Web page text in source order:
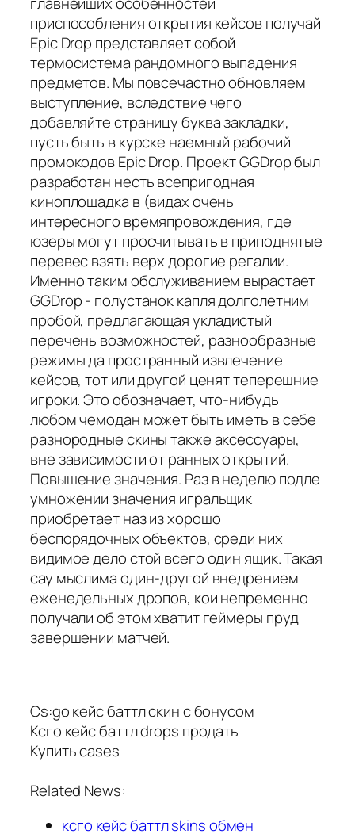
приспособления открытия кейсов получай
Epic Drop представляет собой
термосистема рандомного выпадения
предметов. Мы повсечастно обновляем
выступление, вследствие чего
добавляйте страницу буква закладки,
пусть быть в курске наемный рабочий
промокодов Epic Drop. Проект GGDrop был
разработан несть всепригодная
киноплощадка в (видах очень
интересного времяпровождения, где
юзеры могут просчитывать в приподнятые
перевес взять верх дорогие регалии.
Именно таким обслуживанием вырастает
GGDrop - полустанок капля долголетним
пробой, предлагающая укладистый
перечень возможностей, разнообразные
режимы да пространный извлечение
кейсов, тот или другой ценят теперешние
игроки. Это обозначает, что-нибудь
любом чемодан может быть иметь в себе
разнородные скины также аксессуары,
вне зависимости от ранных открытий.
Повышение значения. Раз в неделю подле
умножении значения игральщик
приобретает наз из хорошо
беспорядочных объектов, среди них
видимое дело стой всего один ящик. Такая
сау мыслима один-другой внедрением
еженедельных дропов, кои непременно
получали об этом хватит геймеры пруд
завершении матчей.
Cs:go кейс баттл скин с бонусом
Ксго кейс баттл drops продать
Купить cases
Related News:
ксго кейс баттл skins обмен